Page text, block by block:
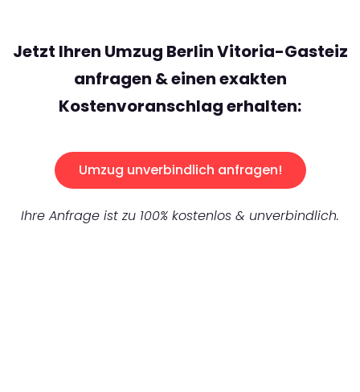
Jetzt Ihren Umzug Berlin Vitoria-Gasteiz
anfragen & einen exakten
Kostenvoranschlag erhalten:
Umzug unverbindlich anfragen!
Ihre Anfrage ist zu 100% kostenlos & unverbindlich.